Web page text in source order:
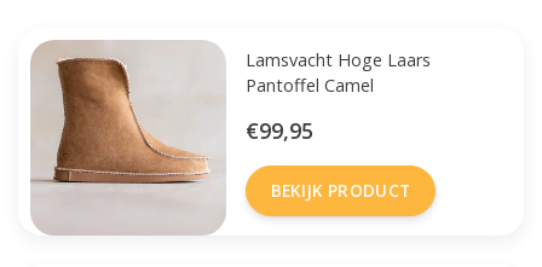
Lamsvacht Hoge Laars
Pantoffel Camel
€99,95
BEKIJK PRODUCT